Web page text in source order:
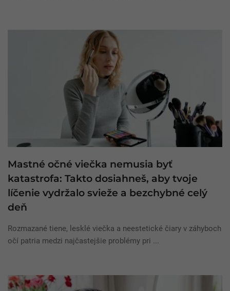
Mastné očné viečka nemusia byť
katastrofa: Takto dosiahneš, aby tvoje
líčenie vydržalo svieže a bezchybné celý
deň
Rozmazané tiene, lesklé viečka a neestetické čiary v záhyboch
očí patria medzi najčastejšie problémy pri ...